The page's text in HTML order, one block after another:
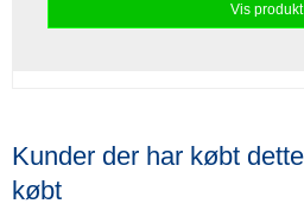
Vis produkt
Kunder der har købt
købt